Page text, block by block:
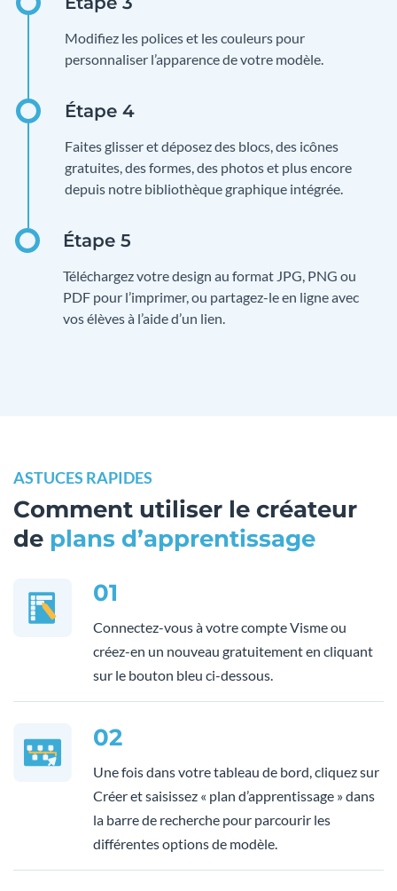
Modifiez les polices et les couleurs pour
personnaliser l’apparence de votre modèle.
Faites glisser et déposez des blocs, des icônes
gratuites, des formes, des photos et plus encore
depuis notre bibliothèque graphique intégrée.
Téléchargez votre design au format JPG, PNG ou
PDF pour l’imprimer, ou partagez-le en ligne avec
vos élèves à l’aide d’un lien.
ASTUCES RAPIDES
Comment utiliser le créateur
de plans d’apprentissage
01
Connectez-vous à votre compte Visme ou
créez-en un nouveau gratuitement en cliquant
sur le bouton bleu ci-dessous.
02
Une fois dans votre tableau de bord, cliquez sur
Créer et saisissez « plan d’apprentissage » dans
la barre de recherche pour parcourir les
différentes options de modèle.